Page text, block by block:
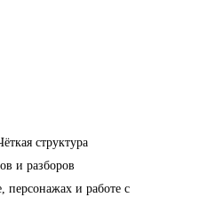
чёткая структура
и разборов